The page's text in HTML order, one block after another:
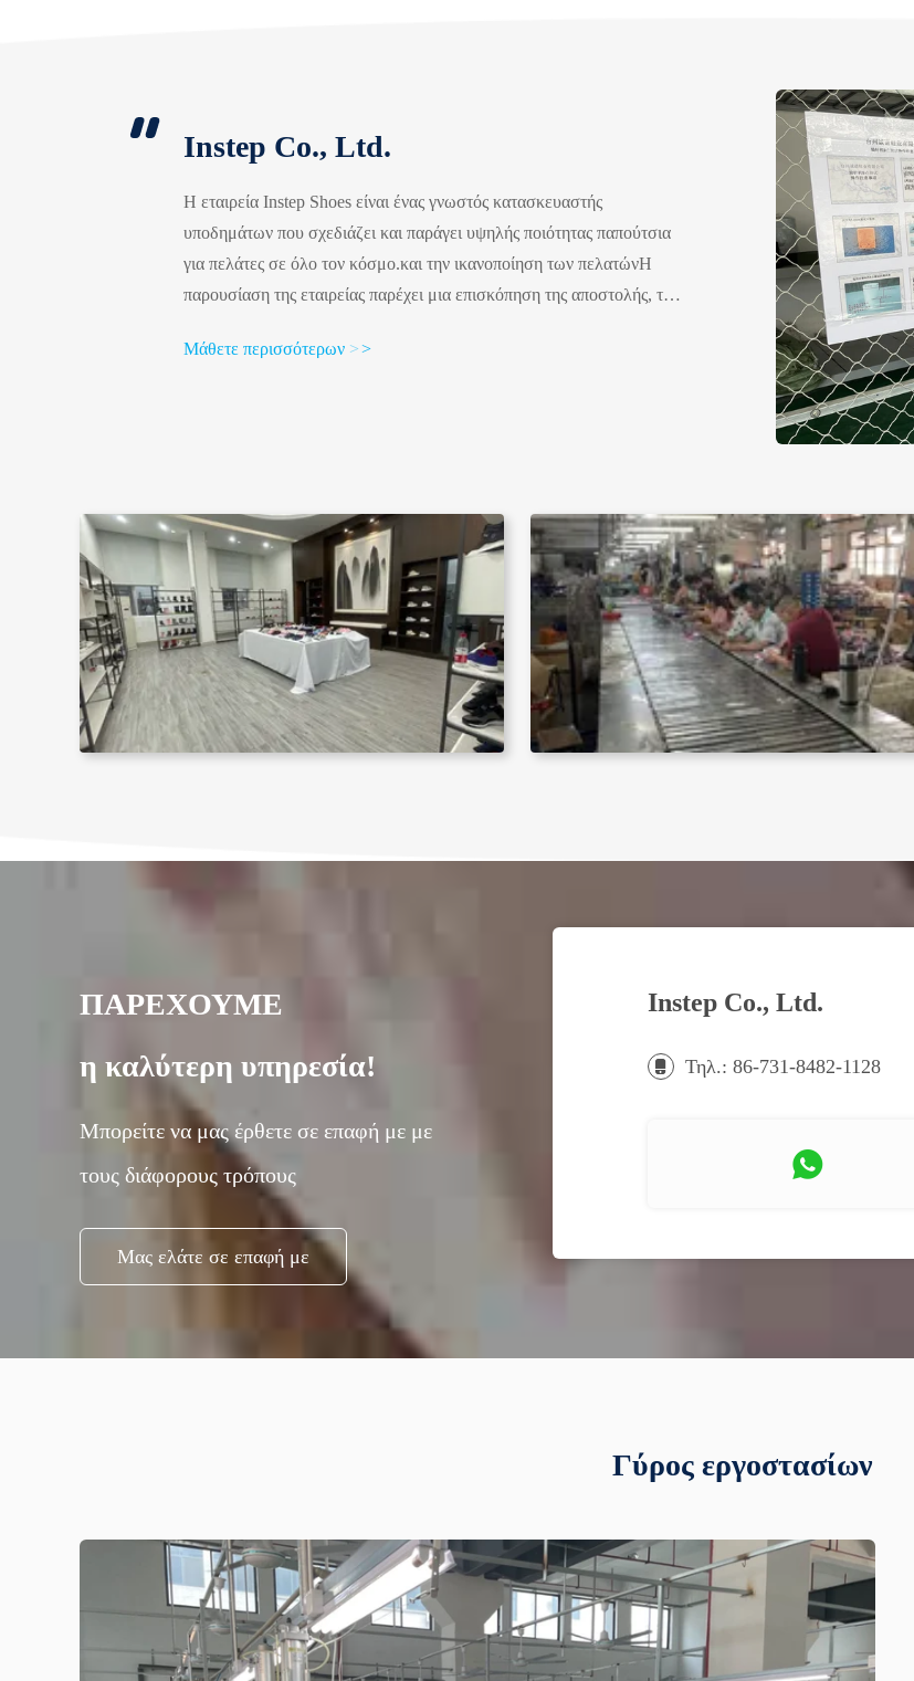
Instep Co., Ltd.
Η εταιρεία Instep Shoes είναι ένας γνωστός κατασκευαστής
υποδημάτων που σχεδιάζει και παράγει υψηλής ποιότητας παπούτσια
για πελάτες σε όλο τον κόσμο.και την ικανοποίηση των πελατώνΗ
παρουσίαση της εταιρείας παρέχει μια επισκόπηση της αποστολής, των
εξαιρετικών υποδημάτων.Αποστολή:Στην εταιρεία Instep Shoes, η
Μάθετε περισσότερων >>
ΠΑΡΕΧΟΥΜΕ
η καλύτερη υπηρεσία!
Μπορείτε να μας έρθετε σε επαφή με με
τους διάφορους τρόπους
Μας ελάτε σε επαφή με
Instep Co., Ltd.
Τηλ.: 86-731-8482-1128
Γύρος εργοστασίων